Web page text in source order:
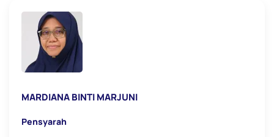
MARDIANA BINTI MARJUNI
Pensyarah